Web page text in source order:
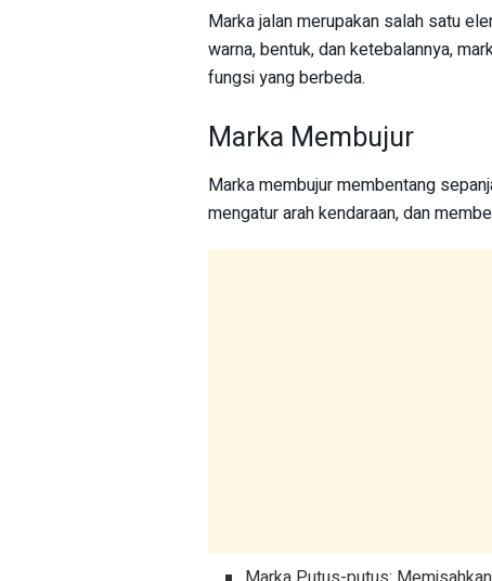
Marka jalan merupakan salah satu
warna, bentuk, dan ketebalannya,
fungsi yang berbeda.
Marka Membujur
Marka membujur membentang
mengatur arah kendaraan, dan